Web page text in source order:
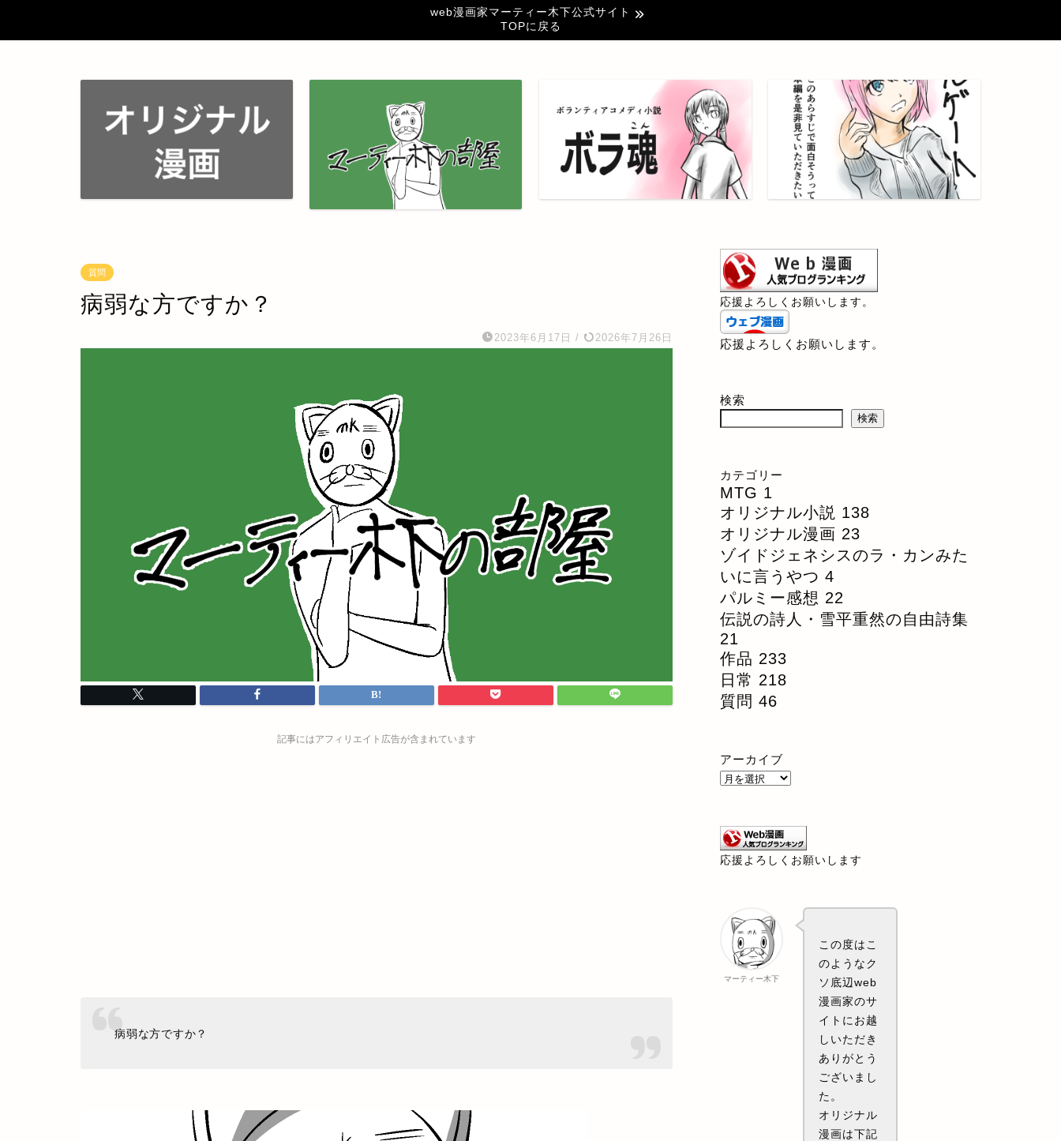
web漫画家マーティー木下公式サイト
TOPに戻る
質問
病弱な方ですか？
2023年6月17日 / 2026年7月26日
記事にはアフィリエイト広告が含まれています
病弱な方ですか？
応援よろしくお願いします。
応援よろしくお願いします。
検索
検索
カテゴリー
MTG 1
オリジナル小説 138
オリジナル漫画 23
ゾイドジェネシスのラ・カンみた
いに言うやつ 4
パルミー感想 22
伝説の詩人・雪平重然の自由詩集
21
作品 233
日常 218
質問 46
アーカイブ
応援よろしくお願いします
マーティー木下
この度はこ
のようなク
ソ底辺web
漫画家のサ
イトにお越
しいただき
ありがとう
ございまし
た。
オリジナル
漫画は下記